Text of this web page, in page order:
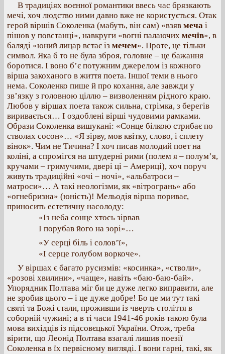
В традиціях воєнної романтики ввесь час брязкають
мечі, хоч людство ними давно вже не користується. Отак
герой віршів Соколенка (мабуть, він сам) «взяв меча і
пішов у повстанці», навкруги «вогні палаючих мечів», в
баляді «юний лицар встає із мечем». Проте, це тільки
символ. Яка б то не була зброя, головне – це бажання
боротися. І воно б’є потужним джерелом із кожного
вірша закоханого в життя поета. Іншої теми в нього
нема. Соколенко пише й про кохання, але завжди у
зв’язку з головною ціллю – визволенням рідного краю.
Любов у віршах поета також сильна, стрімка, з берегів
виривається… І оздоблені вірші чудовими рамками.
Образи Соколенка вишукані: «Сонце білкою стрибає по
стволах сосон»… «Я зірву, мов квітку, слово, і сплету
вінок». Чим не Тичина? І хоч писав молодий поет на
коліні, а спромігся на штудерні рими (полем я – полум’я,
кручами – гримучими, двері ці – Америці), хоч поруч
живуть традиційні «очі – ночі», «альбатроси –
матроси»… А такі неологізми, як «вітрогрань» або
«огнебризна» (юність)! Мельодія вірша пориває,
приносить естетичну насолоду:
«Із неба сонце хтось зірвав
І порубав його на зорі»…
«У серці біль і солов’ї»,
«І серце голубом воркоче».
У віршах є багато русизмів: «косинка», «стволи»,
«розові хвилини», «чаще», навіть «баю-баю-бай».
Упорядник Полтава міг би це дуже легко виправити, але
не зробив цього – і це дуже добре! Бо це ми тут такі
святі та Божі стали, проживши із чверть століття в
соборній чужині; а в ті часи 1941-46 років такою була
мова вихідців із підсовєцької України. Отож, треба
вірити, що Леонід Полтава взагалі лишив поезії
Соколенка в їх первісному вигляді. І вони гарні, такі, як